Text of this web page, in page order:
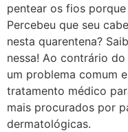
pentear os fios
Percebeu que seu
nesta quarentena?
nessa! Ao contrário
um problema comum
tratamento médico
mais procurados por
dermatológicas.